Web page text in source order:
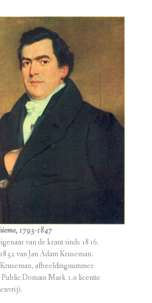
1793-1847
van de krant sinds 1816.
van Jan Adam Kruseman.
afbeeldingnummer
Domain Mark 1.0 licentie